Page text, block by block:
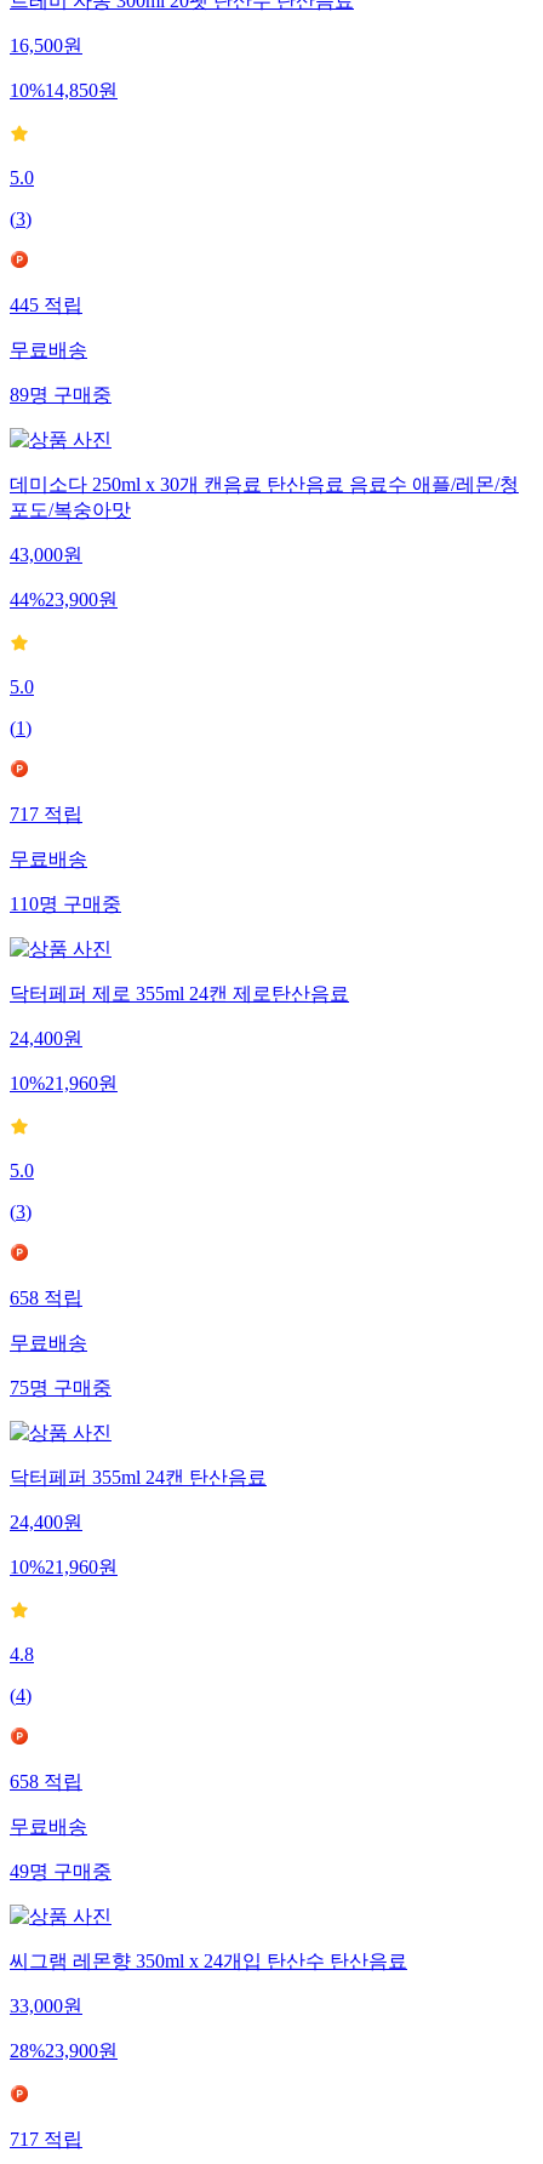
트레비 자몽 300ml 20펫 탄산수 탄산음료
16,500원
10%14,850원
5.0
(3)
445적립
무료배송
89명구매중
데미소다 250ml x 30개 캔음료 탄산음료 음료수 애플/레몬/청
포도/복숭아맛
43,000원
44%23,900원
5.0
(1)
717적립
무료배송
110명구매중
닥터페퍼 제로 355ml 24캔 제로탄산음료
24,400원
10%21,960원
5.0
(3)
658적립
무료배송
75명구매중
닥터페퍼 355ml 24캔 탄산음료
24,400원
10%21,960원
4.8
(4)
658적립
무료배송
49명구매중
씨그램 레몬향 350ml x 24개입 탄산수 탄산음료
33,000원
28%23,900원
717적립